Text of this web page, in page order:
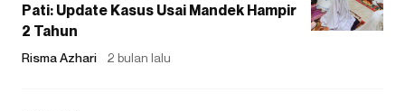
Pati: Update Kasus Usai Mandek Hampir
2 Tahun
Risma Azhari 2 bulan lalu